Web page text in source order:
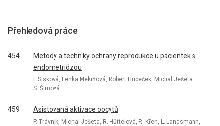
Přehledová práce
454
Metody a techniky ochrany reprodukce u pacientek s
endometriózou
I. Sisková, Lenka Mekiňová, Robert Hudeček, Michal Ješeta,
S. Šimová
459 Asistovaná aktivace oocytů
P. Trávník, Michal Ješeta, R. Hűttelová, R. Křen, L. Landsmann,